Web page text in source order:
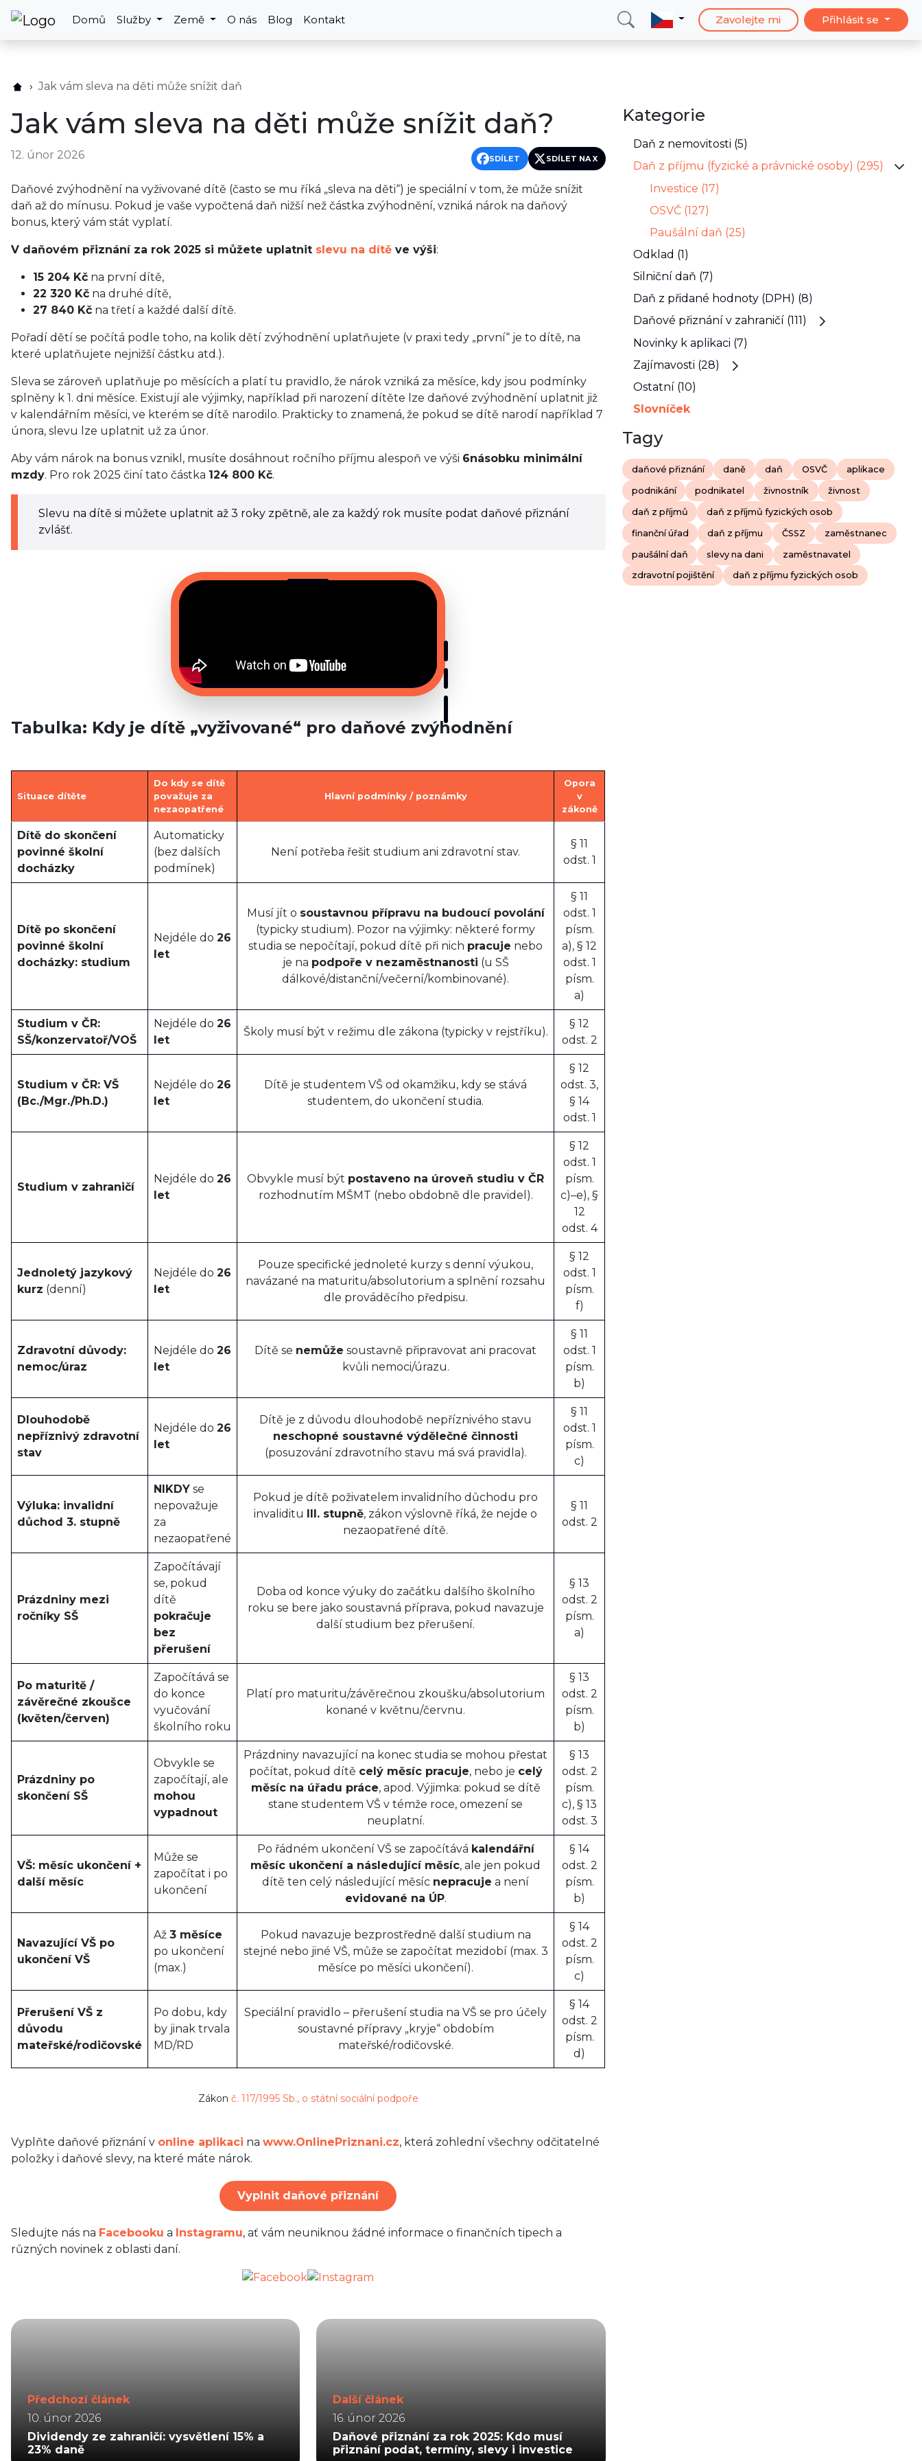
Domů Služby Země O nás Blog Kontakt Zavolejte mi Přihlásit se
Jak vám sleva na děti může snížit daň
Jak vám sleva na děti může snížit daň?
12. únor 2026 SDÍLET SDÍLET NA X
Daňové zvýhodnění na vyživované dítě (často se mu říká „sleva na děti“) je speciální v tom, že může snížit
daň až do mínusu. Pokud je vaše vypočtená daň nižší než částka zvýhodnění, vzniká nárok na daňový
bonus, který vám stát vyplatí.
V daňovém přiznání za rok 2025 si můžete uplatnit slevu na dítě ve výši:
15 204 Kč na první dítě,
22 320 Kč na druhé dítě,
27 840 Kč na třetí a každé další dítě.
Pořadí dětí se počítá podle toho, na kolik dětí zvýhodnění uplatňujete (v praxi tedy „první“ je to dítě, na
které uplatňujete nejnižší částku atd.).
Sleva se zároveň uplatňuje po měsících a platí tu pravidlo, že nárok vzniká za měsíce, kdy jsou podmínky
splněny k 1. dni měsíce. Existují ale výjimky, například při narození dítěte lze daňové zvýhodnění uplatnit již
v kalendářním měsíci, ve kterém se dítě narodilo. Prakticky to znamená, že pokud se dítě narodí například 7
února, slevu lze uplatnit už za únor.
Aby vám nárok na bonus vznikl, musíte dosáhnout ročního příjmu alespoň ve výši 6násobku minimální
mzdy. Pro rok 2025 činí tato částka 124 800 Kč.
Slevu na dítě si můžete uplatnit až 3 roky zpětně, ale za každý rok musíte podat daňové přiznání
zvlášť.
Tabulka: Kdy je dítě „vyživované“ pro daňové zvýhodnění
Situace dítěte
Do kdy se dítě
považuje za
nezaopatřené
Hlavní podmínky / poznámky
Opora
v
zákoně
Dítě do skončení
povinné školní
docházky
Automaticky
(bez dalších
podmínek)
Není potřeba řešit studium ani zdravotní stav.
§ 11
odst. 1
Dítě po skončení
povinné školní
docházky: studium
Nejdéle do 26
let
Musí jít o soustavnou přípravu na budoucí povolání
(typicky studium). Pozor na výjimky: některé formy
studia se nepočítají, pokud dítě při nich pracuje nebo
je na podpoře v nezaměstnanosti (u SŠ
dálkové/distanční/večerní/kombinované).
§ 11
odst. 1
písm.
a), § 12
odst. 1
písm.
a)
Studium v ČR:
SŠ/konzervatoř/VOŠ
Nejdéle do 26
let
Školy musí být v režimu dle zákona (typicky v rejstříku).
§ 12
odst. 2
Studium v ČR: VŠ
(Bc./Mgr./Ph.D.)
Nejdéle do 26
let
Dítě je studentem VŠ od okamžiku, kdy se stává
studentem, do ukončení studia.
§ 12
odst. 3,
§ 14
odst. 1
Studium v zahraničí
Nejdéle do 26
let
Obvykle musí být postaveno na úroveň studiu v ČR
rozhodnutím MŠMT (nebo obdobně dle pravidel).
§ 12
odst. 1
písm.
c)–e), §
12
odst. 4
Jednoletý jazykový
kurz (denní)
Nejdéle do 26
let
Pouze specifické jednoleté kurzy s denní výukou,
navázané na maturitu/absolutorium a splnění rozsahu
dle prováděcího předpisu.
§ 12
odst. 1
písm.
f)
Zdravotní důvody:
nemoc/úraz
Nejdéle do 26
let
Dítě se nemůže soustavně připravovat ani pracovat
kvůli nemoci/úrazu.
§ 11
odst. 1
písm.
b)
Dlouhodobě
nepříznivý zdravotní
stav
Nejdéle do 26
let
Dítě je z důvodu dlouhodobě nepříznivého stavu
neschopné soustavné výdělečné činnosti
(posuzování zdravotního stavu má svá pravidla).
§ 11
odst. 1
písm.
c)
Výluka: invalidní
důchod 3. stupně
NIKDY se
nepovažuje
za
nezaopatřené
Pokud je dítě poživatelem invalidního důchodu pro
invaliditu III. stupně, zákon výslovně říká, že nejde o
nezaopatřené dítě.
§ 11
odst. 2
Prázdniny mezi
ročníky SŠ
Započítávají
se, pokud
dítě
pokračuje
bez
přerušení
Doba od konce výuky do začátku dalšího školního
roku se bere jako soustavná příprava, pokud navazuje
další studium bez přerušení.
§ 13
odst. 2
písm.
a)
Po maturitě /
závěrečné zkoušce
(květen/červen)
Započítává se
do konce
vyučování
školního roku
Platí pro maturitu/závěrečnou zkoušku/absolutorium
konané v květnu/červnu.
§ 13
odst. 2
písm.
b)
Prázdniny po
skončení SŠ
Obvykle se
započítají, ale
mohou
vypadnout
Prázdniny navazující na konec studia se mohou přestat
počítat, pokud dítě celý měsíc pracuje, nebo je celý
měsíc na úřadu práce, apod. Výjimka: pokud se dítě
stane studentem VŠ v témže roce, omezení se
neuplatní.
§ 13
odst. 2
písm.
c), § 13
odst. 3
VŠ: měsíc ukončení +
další měsíc
Může se
započítat i po
ukončení
Po řádném ukončení VŠ se započítává kalendářní
měsíc ukončení a následující měsíc, ale jen pokud
dítě ten celý následující měsíc nepracuje a není
evidované na ÚP.
§ 14
odst. 2
písm.
b)
Navazující VŠ po
ukončení VŠ
Až 3 měsíce
po ukončení
(max.)
Pokud navazuje bezprostředně další studium na
stejné nebo jiné VŠ, může se započítat mezidobí (max. 3
měsíce po měsíci ukončení).
§ 14
odst. 2
písm.
c)
Přerušení VŠ z
důvodu
mateřské/rodičovské
Po dobu, kdy
by jinak trvala
MD/RD
Speciální pravidlo – přerušení studia na VŠ se pro účely
soustavné přípravy „kryje“ obdobím
mateřské/rodičovské.
§ 14
odst. 2
písm.
d)
Zákon č. 117/1995 Sb., o státní sociální podpoře
Vyplňte daňové přiznání v online aplikaci na www.OnlinePriznani.cz, která zohlední všechny odčitatelné
položky i daňové slevy, na které máte nárok.
Vyplnit daňové přiznání
Sledujte nás na Facebooku a Instagramu, ať vám neuniknou žádné informace o finančních tipech a
různých novinek z oblasti daní.
Předchozí článek
10. únor 2026
Dividendy ze zahraničí: vysvětlení 15% a
23% daně
Další článek
16. únor 2026
Daňové přiznání za rok 2025: Kdo musí
přiznání podat, termíny, slevy i investice
Kategorie
Daň z nemovitosti (5)
Daň z příjmu (fyzické a právnické osoby) (295)
Investice (17)
OSVČ (127)
Paušální daň (25)
Odklad (1)
Silniční daň (7)
Daň z přidané hodnoty (DPH) (8)
Daňové přiznání v zahraničí (111)
Novinky k aplikaci (7)
Zajímavosti (28)
Ostatní (10)
Slovníček
Tagy
daňové přiznání daně daň OSVČ aplikace
podnikání podnikatel živnostník živnost
daň z příjmů daň z příjmů fyzických osob
finanční úřad daň z příjmu ČSSZ zaměstnanec
paušální daň slevy na dani zaměstnavatel
zdravotní pojištění daň z příjmu fyzických osob